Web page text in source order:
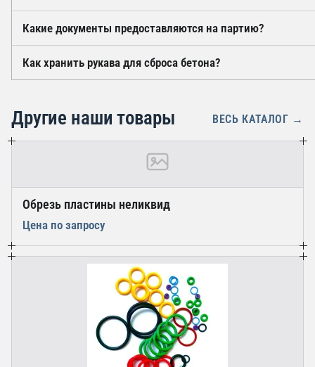
линии подачи и предусматривайте запас по давлению
Внутренний слой из резины повышенной
ресурс рукава по сравнению с изделиями общего
Какие документы предоставляются на партию?
выпуска и гарантийного срока хранения — 12 месяцев
предоставляются документы о соответствии в рамках ТР
Как хранить рукава для сброса бетона?
условий хранения сохраняет эластичность резины в
Другие наши товары ВЕСЬ КАТАЛОГ →
Обрезь пластины неликвид
Цена по запросу